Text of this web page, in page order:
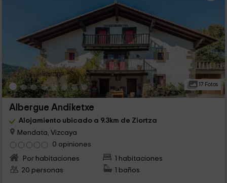
17 Fotos
Albergue Andiketxe
Alojamiento ubicado a 9.3km de Ziortza
Mendata, Vizcaya
0 opiniones
Por habitaciones
1 habitaciones
20 personas
1 baños